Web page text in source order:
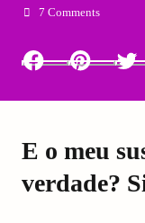
7 Comments
Facebook
E o meu
verdade?